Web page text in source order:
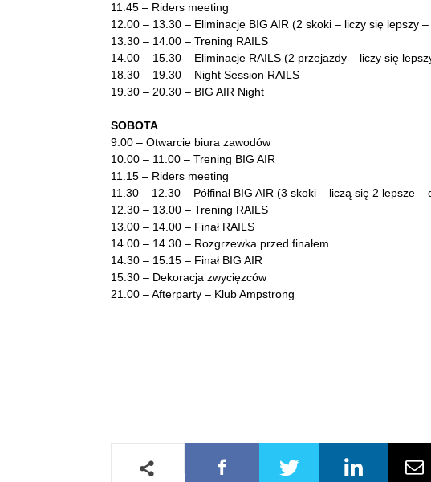
11.45 – Riders meeting
12.00 – 13.30 – Eliminacje BIG AIR (2 skoki – liczy się lepszy
13.30 – 14.00 – Trening RAILS
14.00 – 15.30 – Eliminacje RAILS (2 przejazdy – liczy się
18.30 – 19.30 – Night Session RAILS
19.30 – 20.30 – BIG AIR Night
SOBOTA
9.00 – Otwarcie biura zawodów
10.00 – 11.00 – Trening BIG AIR
11.15 – Riders meeting
11.30 – 12.30 – Półfinał BIG AIR (3 skoki – liczą się 2 lepsze
12.30 – 13.00 – Trening RAILS
13.00 – 14.00 – Finał RAILS
14.00 – 14.30 – Rozgrzewka przed finałem
14.30 – 15.15 – Finał BIG AIR
15.30 – Dekoracja zwycięzców
21.00 – Afterparty – Klub Ampstrong